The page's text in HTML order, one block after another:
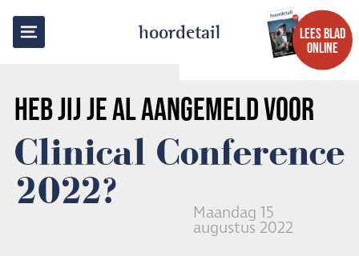
hoordetail
LEES BLAD
ONLINE
HEB JIJ JE AL AANGEMELD VOOR
Clinical Conference
2022?
Maandag 15
augustus 2022
TERUG NAAR OVERZICHT